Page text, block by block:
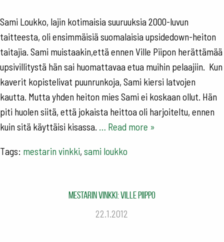
Sami Loukko, lajin kotimaisia suuruuksia 2000-luvun
taitteesta, oli ensimmäisiä suomalaisia upsidedown-heiton
taitajia. Sami muistaakin,että ennen Ville Piipon herättämää
upsivillitystä hän sai huomattavaa etua muihin pelaajiin. Kun
kaverit kopistelivat puunrunkoja, Sami kiersi latvojen
kautta. Mutta yhden heiton mies Sami ei koskaan ollut. Hän
piti huolen siitä, että jokaista heittoa oli harjoiteltu, ennen
kuin sitä käyttäisi kisassa. … Read more »
Tags: mestarin vinkki, sami loukko
Mestarin vinkki: Ville Piippo
22.1.2012